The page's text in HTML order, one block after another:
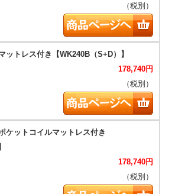
（税別）
178,740円
（税別）
178,740円
（税別）